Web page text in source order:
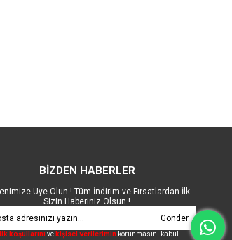
BİZDEN HABERLER
Üye Olun ! Tüm İndirim ve Fırsatlardan İlk
Sizin Haberiniz Olsun !
Gönder
koşullarını ve kişisel verilerimin korunmasını kabul